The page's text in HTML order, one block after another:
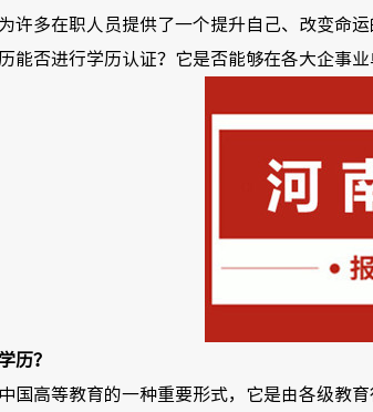
许多在职人员提供了一个提升自己、改变命
能否进行学历认证？它是否能够在各大企事
历？
国高等教育的一种重要形式，它是由各级教